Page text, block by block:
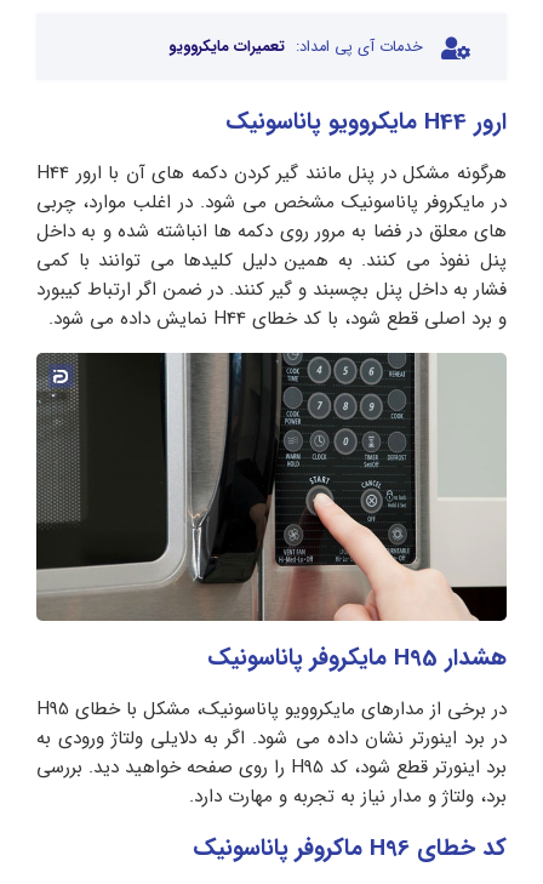
خدمات آی پی امداد: تعمیرات مایکروویو
ارور H44 مایکروویو پاناسونیک
هرگونه مشکل در پنل مانند گیر کردن دکمه های آن با ارور H44
در مایکروفر پاناسونیک مشخص می شود. در اغلب موارد، چربی
های معلق در فضا به مرور روی دکمه ها انباشته شده و به داخل
پنل نفوذ می کنند. به همین دلیل کلیدها می توانند با کمی
فشار به داخل پنل بچسبند و گیر کنند. در ضمن اگر ارتباط کیبورد
و برد اصلی قطع شود، با کد خطای H44 نمایش داده می شود.
هشدار H95 مایکروفر پاناسونیک
در برخی از مدارهای مایکروویو پاناسونیک، مشکل با خطای H95
در برد اینورتر نشان داده می شود. اگر به دلایلی ولتاژ ورودی به
برد اینورتر قطع شود، کد H95 را روی صفحه خواهید دید. بررسی
برد، ولتاژ و مدار نیاز به تجربه و مهارت دارد.
کد خطای H96 ماکروفر پاناسونیک